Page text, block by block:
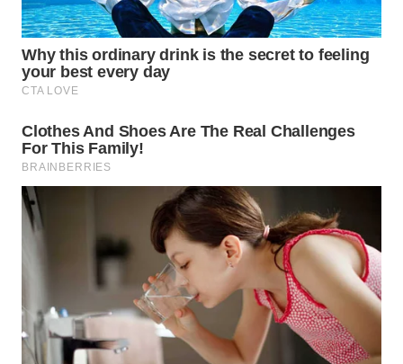
WN
KARO
SIMALUNGUN
WN
LABUHANBATU
WN DELI
SERDANG